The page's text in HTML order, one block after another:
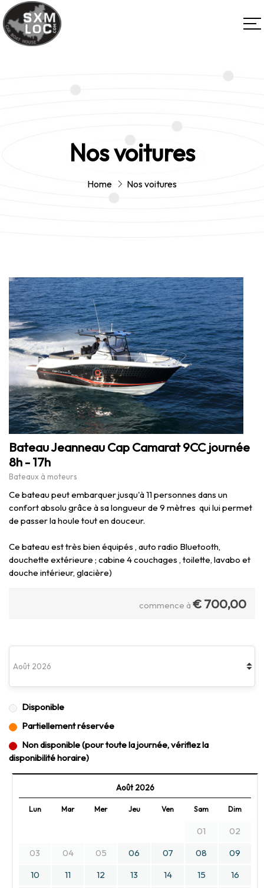
Nos voitures
Home Nos voitures
Bateau Jeanneau Cap Camarat 9CC journée
8h - 17h
Bateaux à moteurs
Ce bateau peut embarquer jusqu'à 11 personnes dans un
confort absolu grâce à sa longueur de 9 mètres qui lui permet
de passer la houle tout en douceur.
Ce bateau est très bien équipés , auto radio Bluetooth,
douchette extérieure ; cabine 4 couchages , toilette, lavabo et
douche intérieur, glacière)
commence à €700,00
Disponible
Partiellement réservée
Non disponible (pour toute la journée, vérifiez la
disponibilité horaire)
Août 2026
Lun Mar Mer Jeu Ven Sam Dim
01
02
03
04 05 06 07 08
09
10
11 12 13 14 15
16